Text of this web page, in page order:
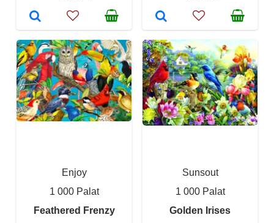
Enjoy
1 000 Palat
Feathered Frenzy
Sunsout
1 000 Palat
Golden Irises